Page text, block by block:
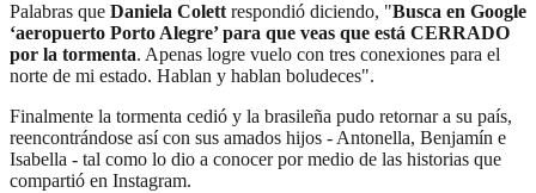
Palabras que Daniela Colett respondió diciendo, "Busca en Google
‘aeropuerto Porto Alegre’ para que veas que está CERRADO
por la tormenta. Apenas logre vuelo con tres conexiones para el
norte de mi estado. Hablan y hablan boludeces".
Finalmente la tormenta cedió y la brasileña pudo retornar a su país,
reencontrándose así con sus amados hijos - Antonella, Benjamín e
Isabella - tal como lo dio a conocer por medio de las historias que
compartió en Instagram.